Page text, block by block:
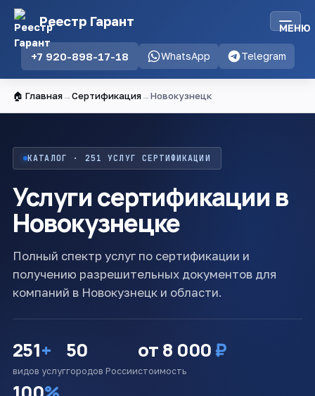
Реестр Гарант МЕНЮ
+7 920-898-17-18 WhatsApp Telegram
🏠 Главная→Сертификация→Новокузнецк
КАТАЛОГ · 251 УСЛУГ СЕРТИФИКАЦИИ
Услуги сертификации в
Новокузнецке
Полный спектр услуг по сертификации и
получению разрешительных документов для
компаний в Новокузнецк и области.
251+
видов услуг
50
городов России
от 8 000₽
стоимость